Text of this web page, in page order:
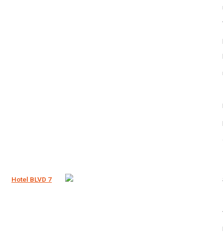
Hotel BLVD 7